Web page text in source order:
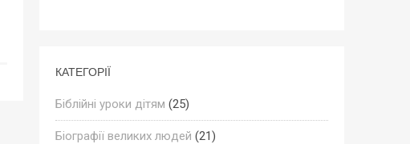
КАТЕГОРІЇ
Біблійні уроки дітям (25)
Біографії великих людей (21)